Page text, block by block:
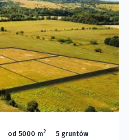
od 5000 m2 5 gruntów